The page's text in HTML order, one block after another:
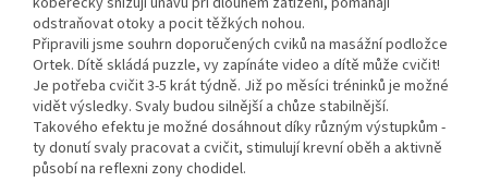
odstraňovat otoky a pocit těžkých nohou.
Připravili jsme souhrn doporučených cviků na masážní podložce
Ortek. Dítě skládá puzzle, vy zapínáte video a dítě může cvičit!
Je potřeba cvičit 3-5 krát týdně. Již po měsíci tréninků je možné
vidět výsledky. Svaly budou silnější a chůze stabilnější.
Takového efektu je možné dosáhnout díky různým výstupkům -
ty donutí svaly pracovat a cvičit, stimulují krevní oběh a aktivně
působí na reflexni zony chodidel.